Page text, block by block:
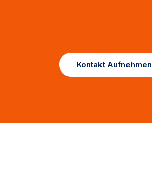
Kontakt Aufnehmen